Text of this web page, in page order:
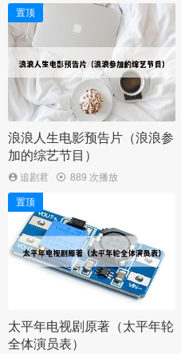
置顶
浪浪人生电影预告片（浪浪参
加的综艺节目）
追剧君 889 次播放
置顶
太平年电视剧原著（太平年轮
全体演员表）